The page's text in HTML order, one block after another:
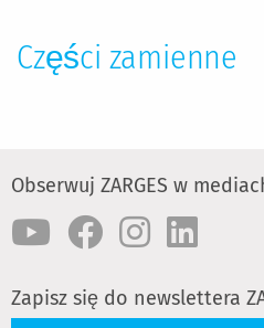
Części zamienne
Obserwuj ZARGES w
Zapisz się do newslettera